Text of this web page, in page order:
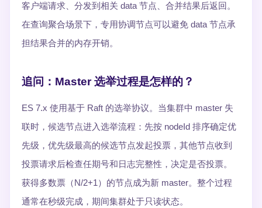
客户端请求、分发到相关 data 节点、合并结果后返回。
在查询聚合场景下，专用协调节点可以避免 data 节点承
担结果合并的内存开销。
追问：Master 选举过程是怎样的？
ES 7.x 使用基于 Raft 的选举协议。当集群中 master 失
联时，候选节点进入选举流程：先按 nodeId 排序确定优
先级，优先级最高的候选节点发起投票，其他节点收到
投票请求后检查任期号和日志完整性，决定是否投票。
获得多数票（N/2+1）的节点成为新 master。整个过程
通常在秒级完成，期间集群处于只读状态。